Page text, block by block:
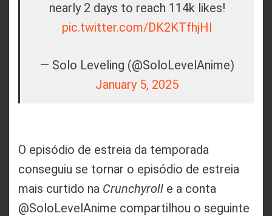
nearly 2 days to reach 114k likes!
pic.twitter.com/DK2KTfhjHI
— Solo Leveling (@SoloLevelAnime)
January 5, 2025
O episódio de estreia da temporada
conseguiu se tornar o episódio de estreia
mais curtido na Crunchyroll e a conta
@SoloLevelAnime compartilhou o seguinte